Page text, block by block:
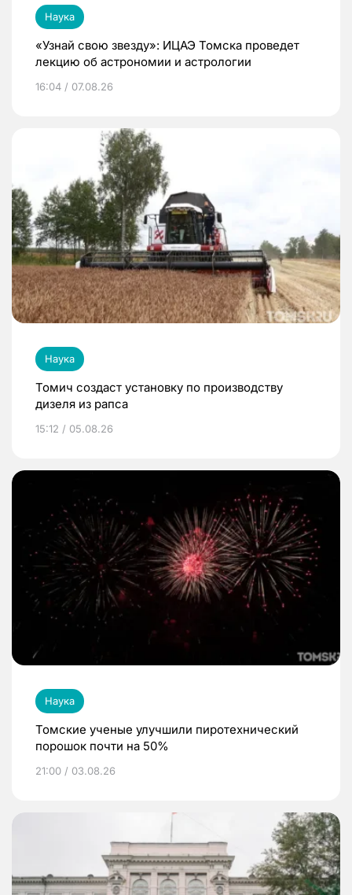
Наука
«Узнай свою звезду»: ИЦАЭ Томска проведет
лекцию об астрономии и астрологии
16:04 / 07.08.26
Наука
Томич создаст установку по производству
дизеля из рапса
15:12 / 05.08.26
Наука
Томские ученые улучшили пиротехнический
порошок почти на 50%
21:00 / 03.08.26